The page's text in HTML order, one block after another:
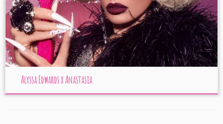
Alyssa Edwards x Anastasia